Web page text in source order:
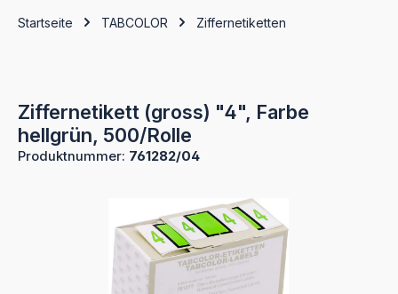
Startseite TABCOLOR Ziffernetiketten
Ziffernetikett (gross) "4", Farbe
hellgrün, 500/Rolle
Produktnummer: 761282/04